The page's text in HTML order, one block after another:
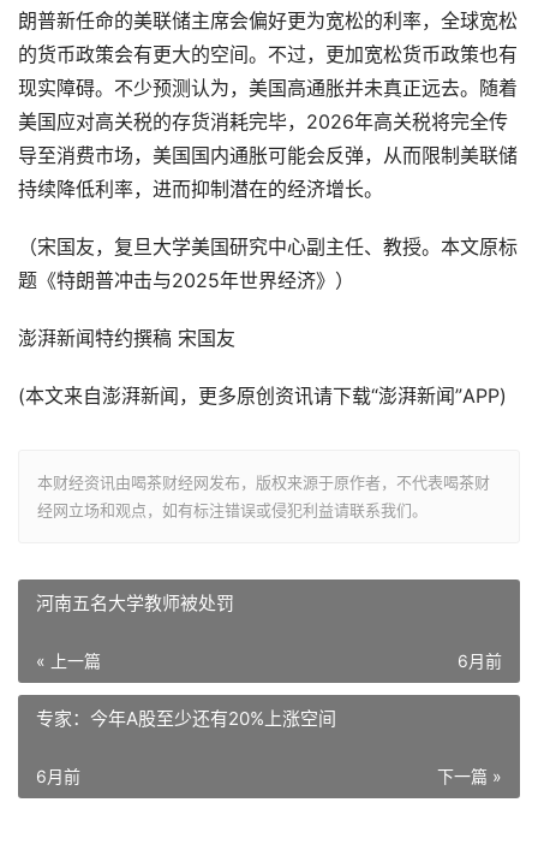
朗普新任命的美联储主席会偏好更为宽松的利率，全球宽松
的货币政策会有更大的空间。不过，更加宽松货币政策也有
现实障碍。不少预测认为，美国高通胀并未真正远去。随着
美国应对高关税的存货消耗完毕，2026年高关税将完全传
导至消费市场，美国国内通胀可能会反弹，从而限制美联储
持续降低利率，进而抑制潜在的经济增长。
（宋国友，复旦大学美国研究中心副主任、教授。本文原标
题《特朗普冲击与2025年世界经济》）
澎湃新闻特约撰稿 宋国友
(本文来自澎湃新闻，更多原创资讯请下载“澎湃新闻”APP)
本财经资讯由喝茶财经网发布，版权来源于原作者，不代表喝茶财
经网立场和观点，如有标注错误或侵犯利益请联系我们。
河南五名大学教师被处罚
« 上一篇 6月前
专家：今年A股至少还有20%上涨空间
下一篇 »
6月前